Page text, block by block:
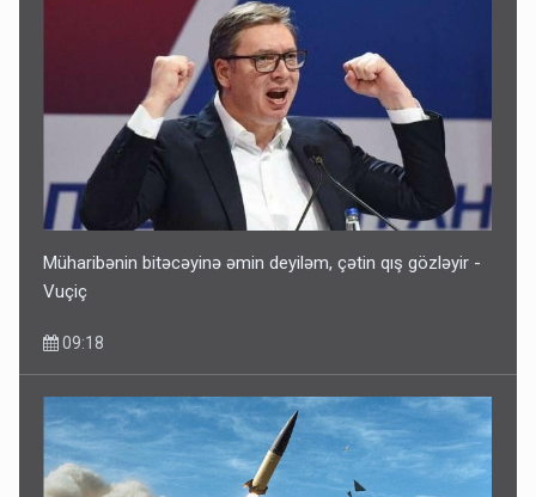
Müharibənin bitəcəyinə əmin deyiləm, çətin qış gözləyir -
Vuçiç
09:18